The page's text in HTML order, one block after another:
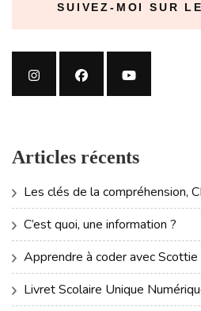
SUIVEZ-MOI SUR
Articles récents
Les clés de la compréhension,
C’est quoi, une information ?
Apprendre à coder avec Scottie
Livret Scolaire Unique